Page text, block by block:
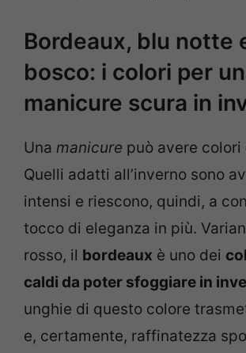
Bordeaux, blu notte
bosco: i colori per
manicure scura in
Una manicure può avere colori
Quelli adatti all’inverno sono
intensi e riescono, quindi, a
tocco di eleganza in più.
rosso, il bordeaux è uno dei
caldi da poter sfoggiare in
unghie di questo colore
e, certamente, raffinatezza